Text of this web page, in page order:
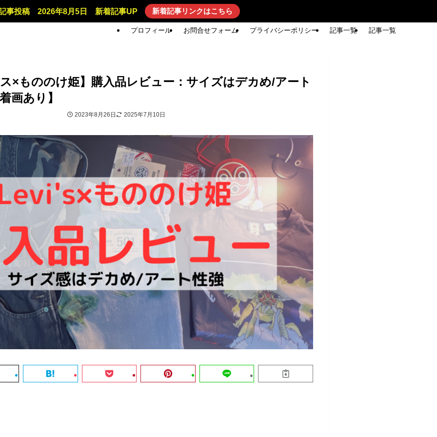
事投稿 2026年8月5日 新着記事UP 新着記事リンクはこちら
プロフィール お問合せフォーム プライバシーポリシー 記事一覧 記事一覧
×もののけ姫】購入品レビュー：サイズはデカめ/アート
画あり】
2023年8月26日 2025年7月10日